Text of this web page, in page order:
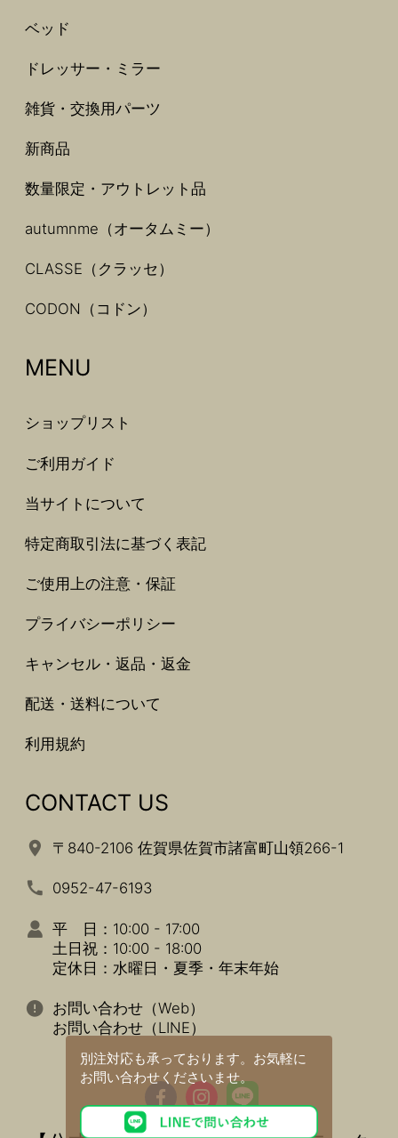
別注対応も承っております。 お気軽に
お問い合わせくださいませ。
ベッド
ドレッサー・ミラー
雑貨・交換用パーツ
新商品
数量限定・アウトレット品
autumnme（オータムミー）
CLASSE（クラッセ）
CODON（コドン）
MENU
ショップリスト
ご利用ガイド
当サイトについて
特定商取引法に基づく表記
ご使用上の注意・保証
プライバシーポリシー
キャンセル・返品・返金
配送・送料について
利用規約
CONTACT US
〒840-2106 佐賀県佐賀市諸富町山領266-1
0952-47-6193
平 日：10:00 - 17:00
土日祝：10:00 - 18:00
定休日：水曜日・夏季・年末年始
お問い合わせ（Web）
お問い合わせ（LINE）